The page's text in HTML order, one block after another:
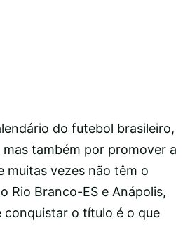
do futebol brasileiro,
mas também por promover a
muitas vezes não têm o
Rio Branco-ES e Anápolis,
conquistar o título é o que